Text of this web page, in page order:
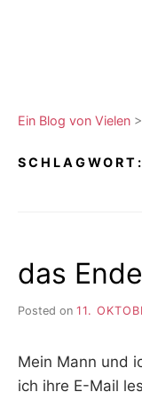
Ein Blog von Vielen >
SCHLAGWORT:
das
Posted on 11.
Mein Mann und
ich ihre E-Mail